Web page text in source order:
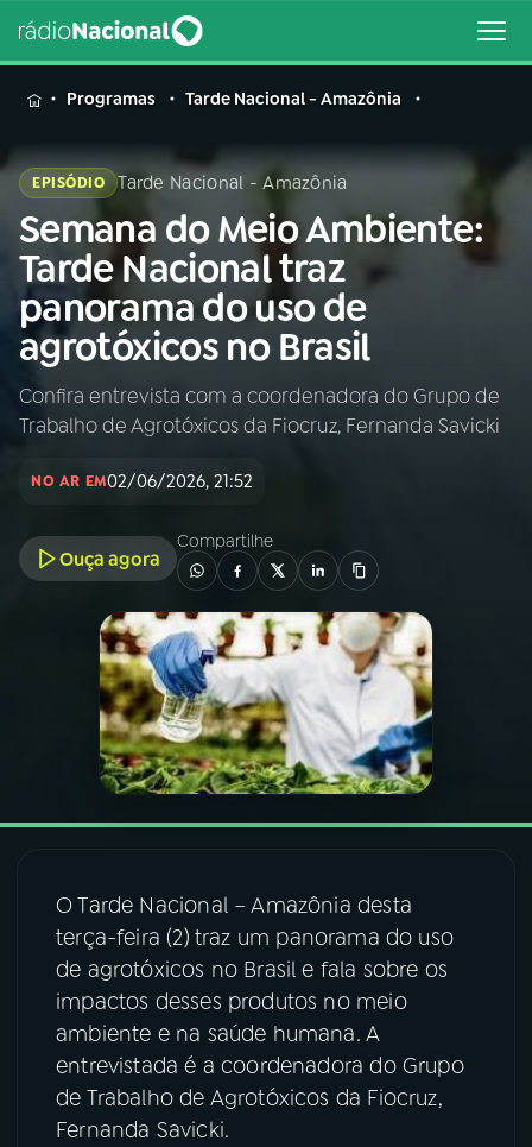
MENU
Buscar
na
Rádio
Nacional
Buscar
AO VIVO
01INÍCIO
PROGRAMAÇÃO
PROGRAMAS
PODCASTS
06VIDEOCASTS
07ÚLTIMAS
08FESTIVAL DE MÚSICA
ACOMPANHE A RÁDIO NACIONAL
YouTube Facebook
Programas Tarde Nacional - Amazônia
EPISÓDIO Tarde Nacional - Amazônia
Semana do Meio Ambiente:
Tarde Nacional traz
panorama do uso de
agrotóxicos no Brasil
Confira entrevista com a coordenadora do Grupo de
Trabalho de Agrotóxicos da Fiocruz, Fernanda Savicki
NO AR EM02/06/2026, 21:52
Ouça agora
Compartilhe
O Tarde Nacional – Amazônia desta
terça-feira (2) traz um panorama do uso
de agrotóxicos no Brasil e fala sobre os
impactos desses produtos no meio
ambiente e na saúde humana. A
entrevistada é a coordenadora do Grupo
de Trabalho de Agrotóxicos da Fiocruz,
Fernanda Savicki.